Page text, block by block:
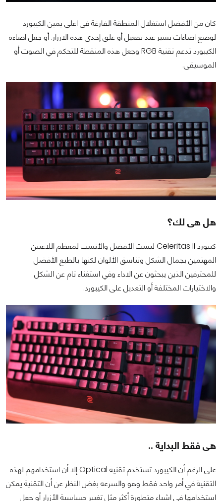
كان من الأفضل استغلال المنطقة الفارغة في اعلى يمين الكيبورد
لوضع اضاءات تشير عند تفعيل أو غلق إحدى هذه الازرار. أو جعل اضاءة
الكيبورد تدعم تقنية RGB وجعل هذه المنقطة للتحكم في الصوت أو
الموسيقى.
هل هى لك؟
كيبورد Celeritas II ليست الأفضل والأنسب لمعظم اللاعبين
المهتمين بجمال الشكل وتناسق الألوان لكنها بالطبع الأفضل
للمحترفين الذين يبحثون عن الاداء وفي استغناء تام عن الشكل
والاختيارات المختلفة أو التعديل على الكيبورد.
هى فقط البداية ..
على الرغم أن الكيبورد تستخدم تقنية Optical إلا أن استخدامهم لهذه
التقنية في أمر واحد فقط وهو والسرعه بغض النظر عن أن التقنية يمكن
استخدامها في اشياء متطورة أكثر مثل تغيير حساسية الأزرار أو جعل